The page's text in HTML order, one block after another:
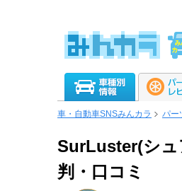
車・自動車SNSみんカラ パー
SurLuster(シュ
判・口コミ